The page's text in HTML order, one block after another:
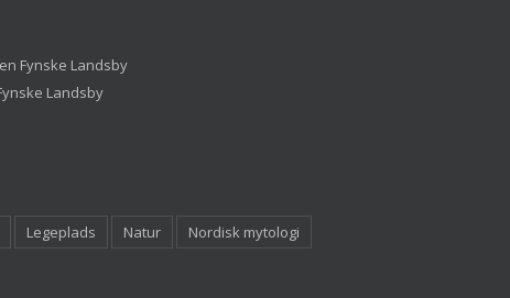
Legeplads Natur
Nordisk mytologi